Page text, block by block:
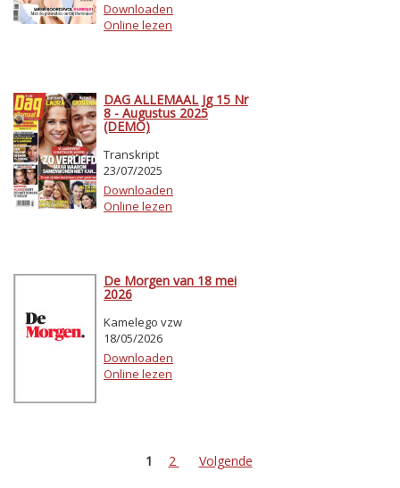
Downloaden
Online lezen
DAG ALLEMAAL Jg 15 Nr
8 - Augustus 2025
(DEMO)
Transkript
23/07/2025
Downloaden
Online lezen
De Morgen van 18 mei
2026
Kamelego vzw
18/05/2026
Downloaden
Online lezen
1 2 Volgende